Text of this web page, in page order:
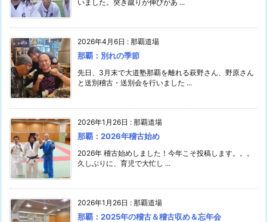
いました。突き蹴りが伸びがあ ...
2026年4月6日 : 那覇道場
那覇：別れの季節
先日、3月末で大道塾那覇を離れる萩野さん、野原さん
と送別稽古・送別会を行いました ...
2026年1月26日 : 那覇道場
那覇：2026年稽古始め
2026年 稽古始めしました！今年こそ投稿します。。。
久しぶりに、育児で大忙し ...
2026年1月26日 : 那覇道場
那覇：2025年の稽古＆稽古収め＆忘年会